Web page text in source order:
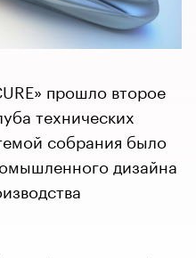
прошло второе
технических
собрания было
дизайна